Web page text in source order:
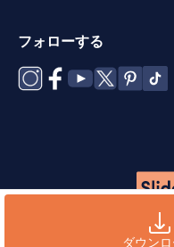
ダウン
フォローする
ッキーポリシ